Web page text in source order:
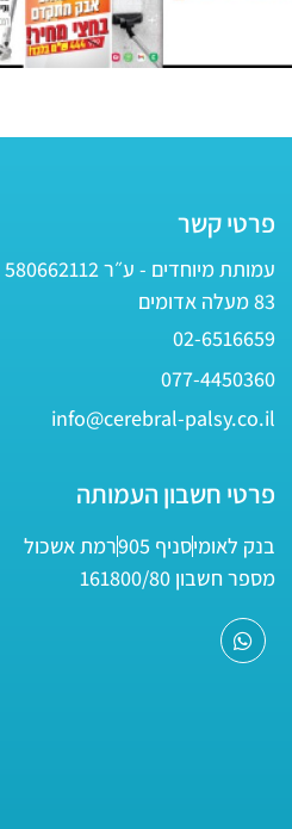
פרטי קשר
עמותת מיוחדים - ע״ר 580662112
83 מעלה אדומים
02-6516659
077-4450360
info@cerebral-palsy.co.il
פרטי חשבון העמותה
בנק לאומיסניף 905
רמת אשכול
מספר חשבון 161800/80